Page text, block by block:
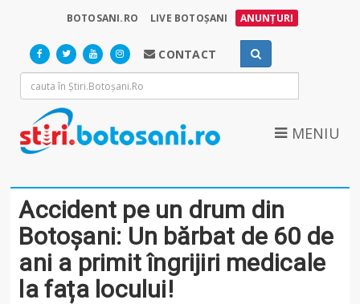
BOTOSANI.RO LIVE BOTOȘANI ANUNȚURI
CONTACT
MENIU
Accident pe un drum din
Botoșani: Un bărbat de 60 de
ani a primit îngrijiri medicale
la fața locului!